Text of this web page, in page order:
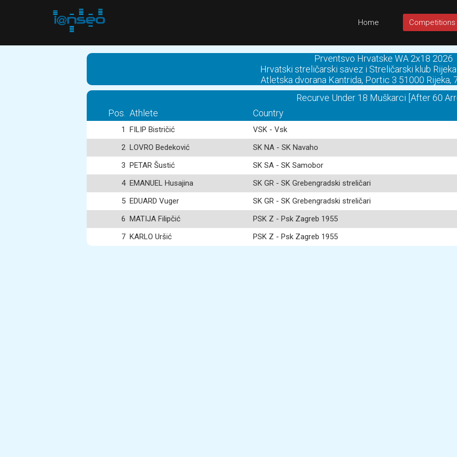
Home Competitions
Prventsvo Hrvatske WA 2x18 2026
Hrvatski streličarski savez i Streličarski klub
Atletska dvorana Kantrida, Portic 3 51000 Rijeka,
Recurve Under 18 Muškarci [After 60
Pos. Athlete Country
1 FILIP Bistričić VSK - Vsk
2 LOVRO Bedeković SK NA - SK Navaho
3 PETAR Šustić SK SA - SK Samobor
4 EMANUEL Husajina SK GR - SK Grebengradski streličari
5 EDUARD Vuger SK GR - SK Grebengradski streličari
6 MATIJA Filipčić PSK Z - Psk Zagreb 1955
7 KARLO Uršić PSK Z - Psk Zagreb 1955